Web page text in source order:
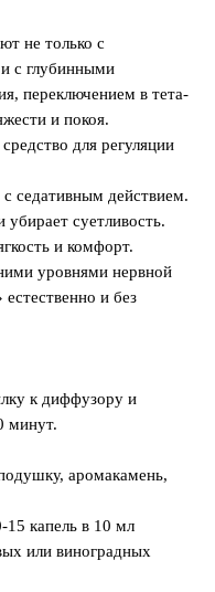
не только с
с глубинными
переключением в тета-
и покоя.
для регуляции
седативным действием.
суетливость.
и комфорт.
уровнями нервной
и без
к диффузору и
минут.
аромакамень,
капель в 10 мл
или виноградных